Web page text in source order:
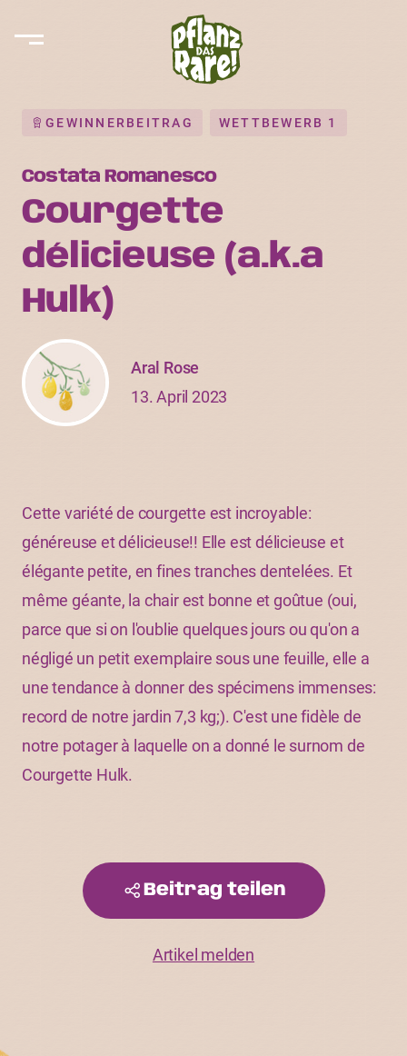
GEWINNERBEITRAG WETTBEWERB 1
Costata Romanesco
Courgette
délicieuse (a.k.a
Hulk)
Aral Rose
13. April 2023
Cette variété de courgette est incroyable:
généreuse et délicieuse!! Elle est délicieuse et
élégante petite, en fines tranches dentelées. Et
même géante, la chair est bonne et goûtue (oui,
parce que si on l'oublie quelques jours ou qu'on a
négligé un petit exemplaire sous une feuille, elle a
une tendance à donner des spécimens immenses:
record de notre jardin 7,3 kg;). C'est une fidèle de
notre potager à laquelle on a donné le surnom de
Courgette Hulk.
Beitrag teilen
Artikel melden